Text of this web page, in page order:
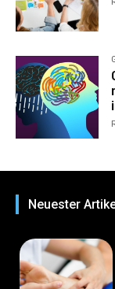
Neuester